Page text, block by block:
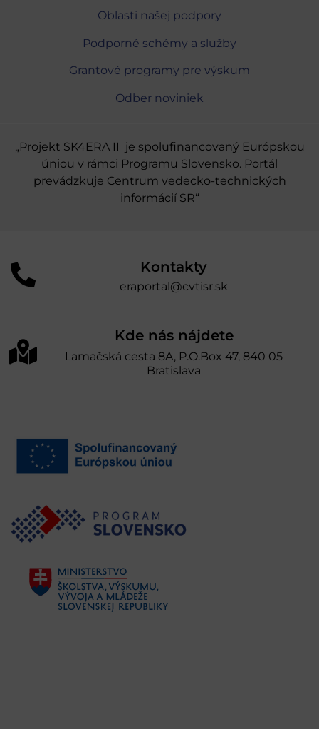
Oblasti našej podpory
Podporné schémy a služby
Grantové programy pre výskum
Odber noviniek
„Projekt SK4ERA II je spolufinancovaný Európskou
úniou v rámci Programu Slovensko. Portál
prevádzkuje Centrum vedecko-technických
informácií SR“
Kontakty
eraportal@cvtisr.sk
Kde nás nájdete
Lamačská cesta 8A, P.O.Box 47, 840 05
Bratislava